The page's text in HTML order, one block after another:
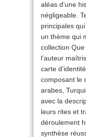
aléas d’une
négligeable.
principales
un thème qui
collection Que
l’auteur
carte
composant le
arabes,
avec la
leurs rites et
déroulement
synthèse